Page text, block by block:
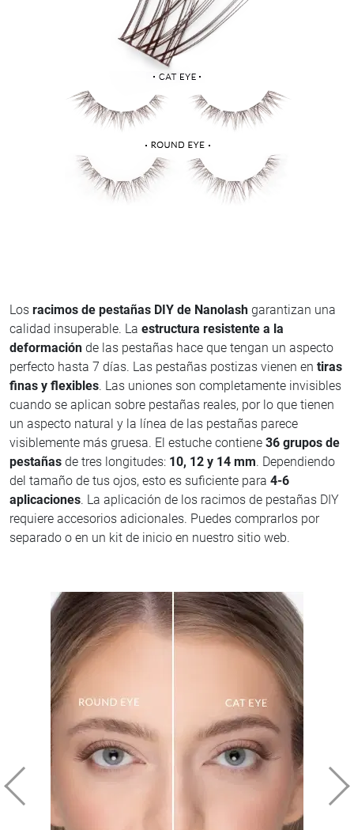
Los racimos de pestañas DIY de Nanolash garantizan una
calidad insuperable. La estructura resistente a la
deformación de las pestañas hace que tengan un aspecto
perfecto hasta 7 días. Las pestañas postizas vienen en tiras
finas y flexibles. Las uniones son completamente invisibles
cuando se aplican sobre pestañas reales, por lo que tienen
un aspecto natural y la línea de las pestañas parece
visiblemente más gruesa. El estuche contiene 36 grupos de
pestañas de tres longitudes: 10, 12 y 14 mm. Dependiendo
del tamaño de tus ojos, esto es suficiente para 4-6
aplicaciones. La aplicación de los racimos de pestañas DIY
requiere accesorios adicionales. Puedes comprarlos por
separado o en un kit de inicio en nuestro sitio web.